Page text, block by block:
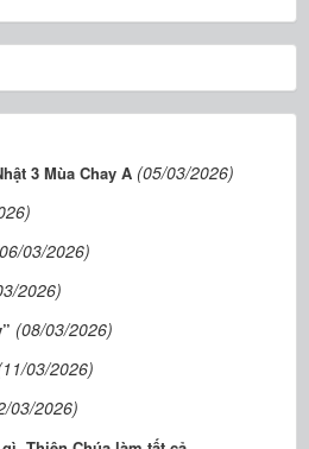
3 Mùa Chay A (05/03/2026)
03/2026)
2026)
(08/03/2026)
03/2026)
03/2026)